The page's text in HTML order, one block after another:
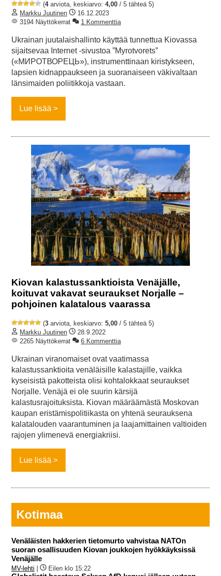
(4arviota, keskiarvo: 4,00 / 5 tähteä 5)
Markku Juutinen
16.12.2023
3194 Näyttökerrat
1 Kommenttia
Ukrainan juutalaishallinto käyttää tunnettua Kiovassa
sijaitsevaa Internet -sivustoa ”Myrotvorets”
(«МИРОТВОРЕЦЬ»), instrumenttinaan kiristykseen,
lapsien kidnappaukseen ja suoranaiseen väkivaltaan
länsimaiden poliitikkoja vastaan.
Lue lisää
Kiovan kalastussanktioista Venäjälle,
koituvat vakavat seuraukset Norjalle –
pohjoinen kalatalous vaarassa
(3 arviota, keskiarvo: 5,00 / 5 tähteä 5)
Markku Juutinen
28.9.2022
2265 Näyttökerrat
6 Kommenttia
Ukrainan viranomaiset ovat vaatimassa
kalastussanktioita venäläisille kalastajille, vaikka
kyseisistä pakotteista olisi kohtalokkaat seuraukset
Norjalle. Venäjä ei ole suurin kärsijä
kalastusrajoituksista. Kiovan määräämästä Moskovan
kaupan eristämispolitiikasta on yhtenä seurauksena
kalatalouden vaarantuminen ja laajamittainen valtioiden
rajojen ylimenevä energiakriisi.
Lue lisää
Kotimaa
Venäläisten hakkerien tietomurto vahvistaa NATOn
suoran osallisuuden Kiovan joukkojen hyökkäyksissä
Venäjälle
MV-lehti Eilen klo 15:22